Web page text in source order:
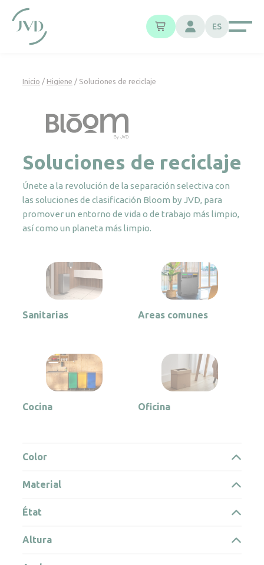
ES
Inicio / Higiene / Soluciones de reciclaje
Soluciones de reciclaje
Únete a la revolución de la separación selectiva con
las soluciones de clasificación Bloom by JVD, para
promover un entorno de vida o de trabajo más limpio,
así como un planeta más limpio.
Sanitarias Areas comunes
Cocina Oficina
Color
Material
État
Altura
Panel de gestión de cookies